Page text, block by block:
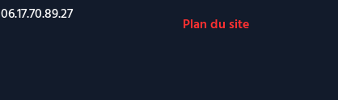
06.17.70.89.27
Plan du site